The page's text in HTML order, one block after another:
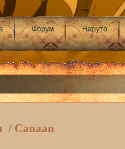
Форум Наруто
/ Canaan